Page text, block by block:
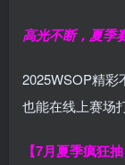
高光不断，夏季
2025WSOP精彩
也能在线上赛场
【7月夏季疯狂